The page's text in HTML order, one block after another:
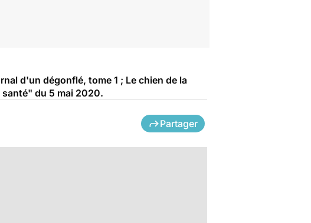
d'un dégonflé, tome 1 ; Le chien de la
du 5 mai 2020.
Partager